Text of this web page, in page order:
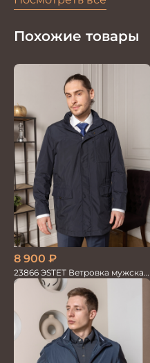
Похожие товары
8 900 ₽
23866 ЭSTET Ветровка мужская
синий